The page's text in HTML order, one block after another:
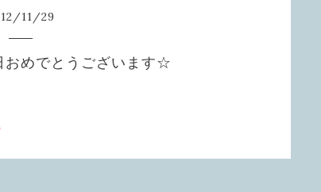
/11/29
おめでとうございます☆